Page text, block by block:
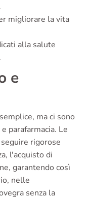
migliorare la vita
alla salute
e
ma ci sono
parafarmacia. Le
rigorose
l'acquisto di
garantendo così
nelle
senza la